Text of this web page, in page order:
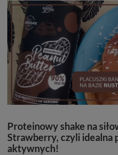
Proteinowy shake na
Strawberry, czyli idealna
aktywnych!